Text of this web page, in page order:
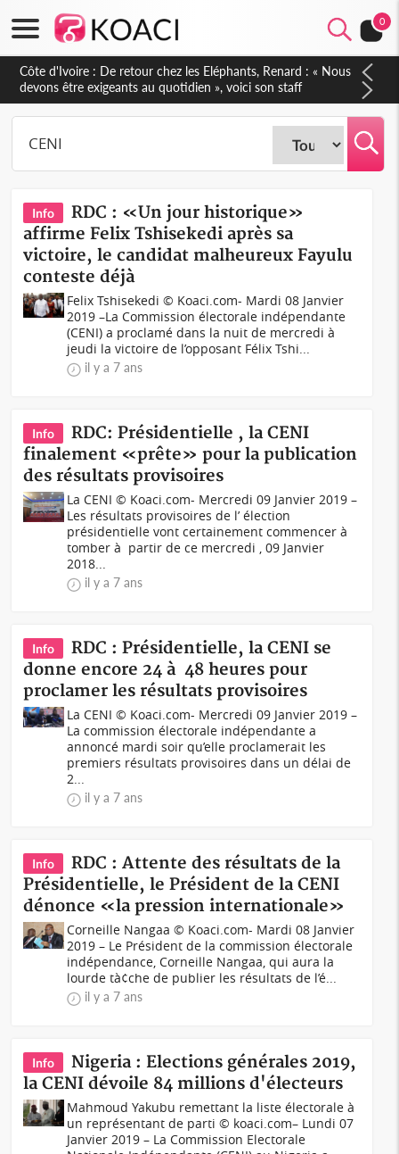
0
Côte d'Ivoire : De retour chez les Eléphants, Renard : « Nous
devons être exigeants au quotidien », voici son staff
technique
Info
RDC : «Un jour historique»
affirme Felix Tshisekedi après sa
victoire, le candidat malheureux Fayulu
conteste déjà
Felix Tshisekedi © Koaci.com- Mardi 08 Janvier
2019 –La Commission électorale indépendante
(CENI) a proclamé dans la nuit de mercredi à
jeudi la victoire de l’opposant Félix Tshi...
il y a 7 ans
Info
RDC: Présidentielle , la CENI
finalement «prête» pour la publication
des résultats provisoires
La CENI © Koaci.com- Mercredi 09 Janvier 2019 –
Les résultats provisoires de l’ élection
présidentielle vont certainement commencer à
tomber à partir de ce mercredi , 09 Janvier
2018...
il y a 7 ans
Info
RDC : Présidentielle, la CENI se
donne encore 24 à 48 heures pour
proclamer les résultats provisoires
La CENI © Koaci.com- Mercredi 09 Janvier 2019 –
La commission électorale indépendante a
annoncé mardi soir qu’elle proclamerait les
premiers résultats provisoires dans un délai de
2...
il y a 7 ans
Info
RDC : Attente des résultats de la
Présidentielle, le Président de la CENI
dénonce «la pression internationale»
Corneille Nangaa © Koaci.com- Mardi 08 Janvier
2019 – Le Président de la commission électorale
indépendance, Corneille Nangaa, qui aura la
lourde tà¢che de publier les résultats de l’é...
il y a 7 ans
Info
Nigeria : Elections générales 2019,
la CENI dévoile 84 millions d'électeurs
Mahmoud Yakubu remettant la liste électorale à
un représentant de parti © koaci.com– Lundi 07
Janvier 2019 – La Commission Electorale